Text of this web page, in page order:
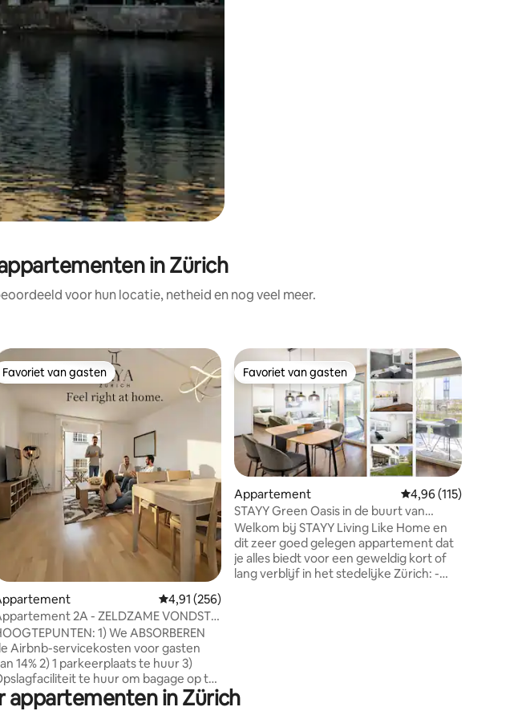
in Zürich
voor hun locatie, netheid en nog veel meer.
van 4,98 op 5, 222 recensies
Favoriet van gasten
Favoriet van gasten
Gemiddelde beoordeling van 4,91 op 5, 256 recensies
4,91 (256)
2A - ZELDZAME VONDST:
2-BR Apt
1) We ABSORBEREN
Airbnb-servicekosten voor gasten
14% 2) 1 parkeerplaats te huur 3)
te huur om bagage op te
Wasmachine en
Favoriet van gasten
Favoriet van gasten
Appartement Gemiddelde
4,96 (115)
STAYY Green Oasis in de buurt van
Zürich I gratis parkeren I TV
Welkom bij STAYY Living Like Home en
dit zeer goed gelegen appartement dat
je alles biedt voor een geweldig kort of
lang verblijf in het stedelijke Zürich: -
"Vanaf de eerste stap voelden we ons
appartementen in Zürich